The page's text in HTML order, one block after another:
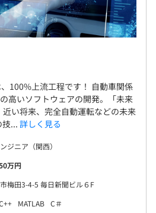
100%上流工程です！ 自動車関係
高いソフトウェアの開発。「未来
い将来、完全自動運転などの未来
技... 詳しく見る
ジニア（関西）
万円
梅田3-4-5 毎日新聞ビル６F
MATLAB C＃